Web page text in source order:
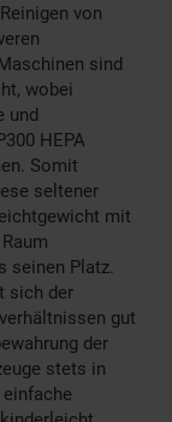
von
sind
wobei
und
HEPA
Somit
seltener
mit
seinen Platz.
sich der
gut
der
stets in